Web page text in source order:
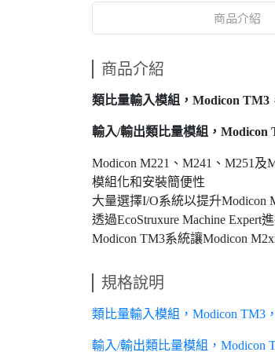
商品介紹
商品介紹
類比量輸入模組，Modicon
輸入/輸出類比量模組，Modicon
Modicon M221、M241、M251及
模組化和安裝簡便性
大量選擇I/O系統以提升Modicon
透過EcoStruxure Machine Expert
Modicon TM3系統讓Modicon
規格說明
類比量輸入模組，Modicon TM3
輸入/輸出類比量模組，Modicon